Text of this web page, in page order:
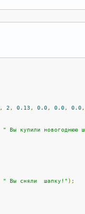
, 2 , 0.13 , 0.0 , 0.0 , 0.0 ,
" Вы купили новогоднюю
" Вы сняли  шапку!" );